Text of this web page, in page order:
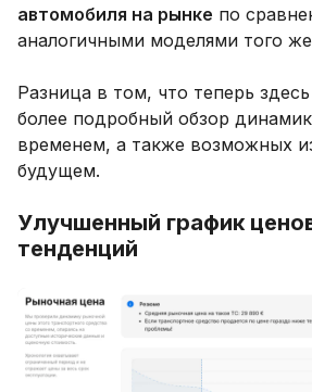
автомобиля на рынке по
аналогичными моделями того
Разница в том, что теперь
более подробный обзор
временем, а также возможных
будущем.
Улучшенный график
тенденций